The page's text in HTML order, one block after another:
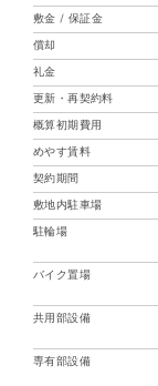
敷金 / 保証金
償却
礼金
更新・再契約料
概算初期費用
めやす賃料
契約期間
敷地内駐車場
駐輪場
バイク置場
共用部設備
専有部設備